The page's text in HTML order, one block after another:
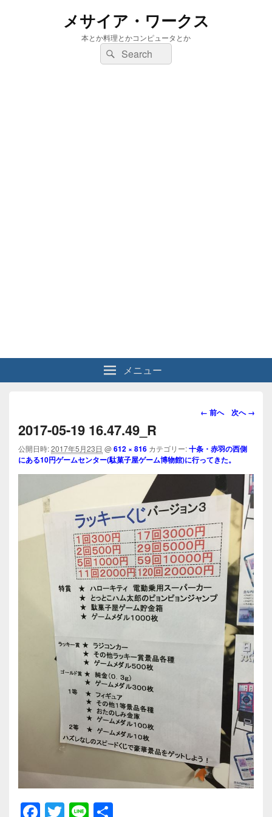
メサイア・ワークス
本とか料理とかコンピュータとか
検
索:
検
索
メニュー
画
ビ
ゲ
ー
ョ
ン
← 前へ 次へ →
2017-05-19 16.47.49_R
公開日時:2017年5月23日 @612 × 816 カテゴリー:十条・赤羽の西側
にある10円ゲームセンター(駄菓子屋ゲーム博物館)に行ってきた。